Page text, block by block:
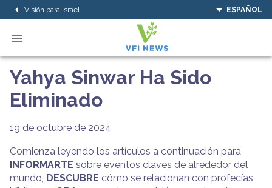
Visión para Israel ESPAÑOL
Yahya Sinwar Ha Sido
Eliminado
19 de octubre de 2024
Comienza leyendo los artículos a continuación para
INFORMARTE sobre eventos claves de alrededor del
mundo, DESCUBRE cómo se relacionan con profecías